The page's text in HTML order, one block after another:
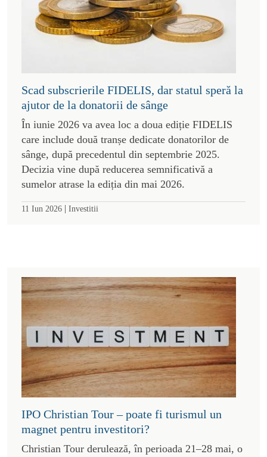
Scad subscrierile FIDELIS, dar statul speră la
ajutor de la donatorii de sânge
În iunie 2026 va avea loc a doua ediție FIDELIS
care include două tranșe dedicate donatorilor de
sânge, după precedentul din septembrie 2025.
Decizia vine după reducerea semnificativă a
sumelor atrase la ediția din mai 2026.
11 Iun 2026 | Investitii
IPO Christian Tour – poate fi turismul un
magnet pentru investitori?
Christian Tour derulează, în perioada 21–28 mai, o